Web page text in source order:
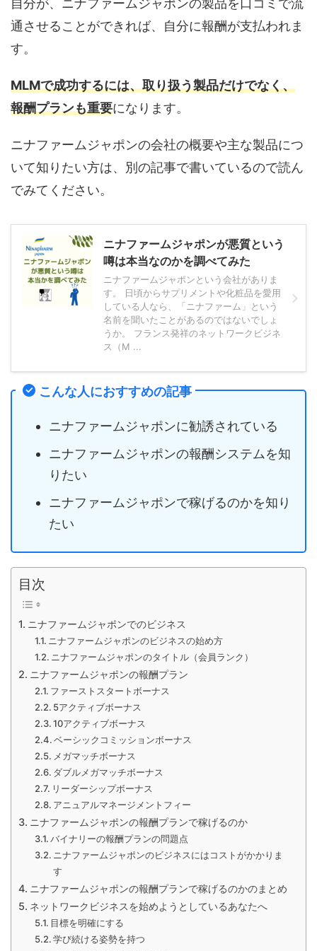
自分が、ニナファームジャポンの製品を口コミで流
通させることができれば、自分に報酬が支払われま
す。
MLMで成功するには、取り扱う製品だけでなく、
報酬プランも重要になります。
ニナファームジャポンの会社の概要や主な製品につ
いて知りたい方は、別の記事で書いているので読ん
でみてください。
ニナファームジャポンが悪質という
噂は本当なのかを調べてみた
ニナファームジャポンという会社がありま
す。 日頃からサプリメントや化粧品を愛用
している人なら、「ニナファーム」という
名前を聞いたことがあるのではないでしょ
うか。 フランス発祥のネットワークビジネ
ス（M ...
こんな人におすすめの記事
ニナファームジャポンに勧誘されている
ニナファームジャポンの報酬システムを知
りたい
ニナファームジャポンで稼げるのかを知り
たい
目次
ニナファームジャポンでのビジネス
ニナファームジャポンのビジネスの始め方
ニナファームジャポンのタイトル（会員ランク）
ニナファームジャポンの報酬プラン
ファーストスタートボーナス
5アクティブボーナス
10アクティブボーナス
ベーシックコミッションボーナス
メガマッチボーナス
ダブルメガマッチボーナス
リーダーシップボーナス
アニュアルマネージメントフィー
ニナファームジャポンの報酬プランで稼げるのか
バイナリーの報酬プランの問題点
ニナファームジャポンのビジネスにはコストがかかりま
す
ニナファームジャポンの報酬プランで稼げるのかのまとめ
ネットワークビジネスを始めようとしているあなたへ
目標を明確にする
学び続ける姿勢を持つ